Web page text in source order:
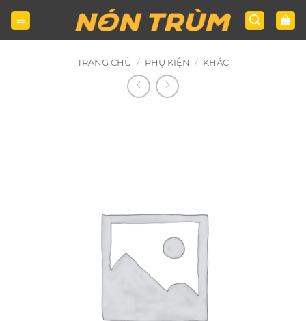
Bỏ
qua
nội
TRANG CHỦ / PHỤ KIỆN / KHÁC